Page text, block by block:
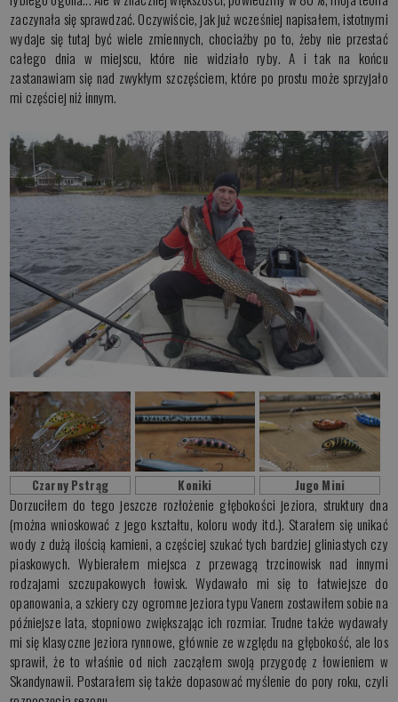
zaczynała się sprawdzać. Oczywiście, jak już wcześniej napisałem, istotnymi
wydaje się tutaj być wiele zmiennych, chociażby po to, żeby nie przestać
całego dnia w miejscu, które nie widziało ryby. A i tak na końcu
zastanawiam się nad zwykłym szczęściem, które po prostu może sprzyjało
mi częściej niż innym.
Czarny Pstrąg Koniki Jugo Mini
Dorzuciłem do tego jeszcze rozłożenie głębokości jeziora, struktury dna
(można wnioskować z jego kształtu, koloru wody itd.). Starałem się unikać
wody z dużą ilością kamieni, a częściej szukać tych bardziej gliniastych czy
piaskowych. Wybierałem miejsca z przewagą trzcinowisk nad innymi
rodzajami szczupakowych łowisk. Wydawało mi się to łatwiejsze do
opanowania, a szkiery czy ogromne jeziora typu Vanern zostawiłem sobie na
późniejsze lata, stopniowo zwiększając ich rozmiar. Trudne także wydawały
mi się klasyczne jeziora rynnowe, głównie ze względu na głębokość, ale los
sprawił, że to właśnie od nich zacząłem swoją przygodę z łowieniem w
Skandynawii. Postarałem się także dopasować myślenie do pory roku, czyli